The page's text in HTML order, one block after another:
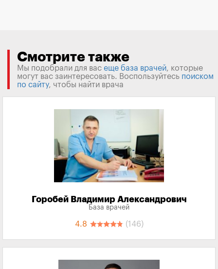
Смотрите также
Мы подобрали для вас еще база врачей, которые
могут вас заинтересовать. Воспользуйтесь поиском
по сайту, чтобы найти врача
Горобей Владимир Александрович
База врачей
4.8 (146)